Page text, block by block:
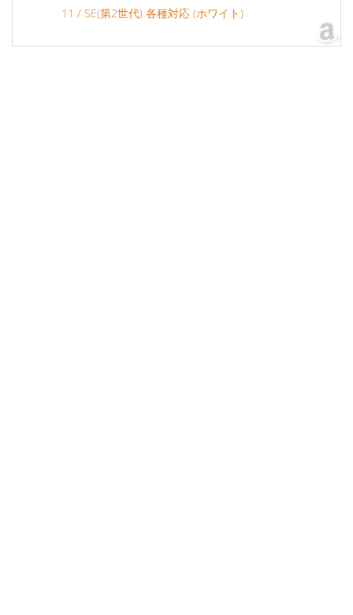
11 / SE(第2世代) 各種対応 (ホワイト)